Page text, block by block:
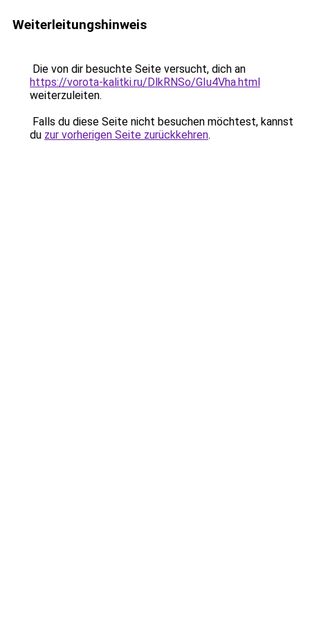
Weiterleitungshinweis
Die von dir besuchte Seite versucht, dich an
https://vorota-kalitki.ru/DlkRNSo/GIu4Vha.html
weiterzuleiten.
Falls du diese Seite nicht besuchen möchtest, kannst
du zur vorherigen Seite zurückkehren.